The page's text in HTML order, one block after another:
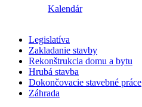
Kalendár
Legislatíva
Zakladanie stavby
Rekonštrukcia domu a bytu
Hrubá stavba
Dokončovacie stavebné práce
Záhrada